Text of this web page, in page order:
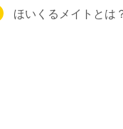
ほいくるメイトとは